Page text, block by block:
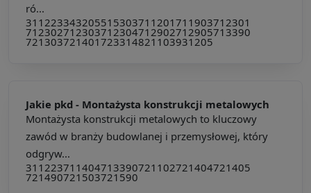
ró...
311223343205515303711201711903712301
712302712303712304712902712905713390
721303721401723314821103931205
Jakie pkd - Montażysta konstrukcji metalowych
Montażysta konstrukcji metalowych to kluczowy
zawód w branży budowlanej i przemysłowej, który
odgryw...
311223711404713390721102721404721405
721490721503721590